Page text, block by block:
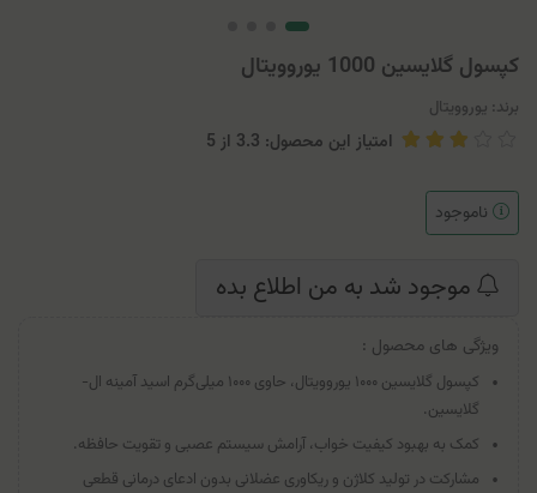
کپسول گلایسین 1000 یوروویتال
برند: یوروویتال
امتیاز این محصول: 3.3 از 5
ناموجود
موجود شد به من اطلاع بده
ویژگی های محصول :
کپسول گلایسین ۱۰۰۰ یوروویتال، حاوی ۱۰۰۰ میلی‌گرم اسید آمینه ال-
گلایسین.
کمک به بهبود کیفیت خواب، آرامش سیستم عصبی و تقویت حافظه.
مشارکت در تولید کلاژن و ریکاوری عضلانی بدون ادعای درمانی قطعی